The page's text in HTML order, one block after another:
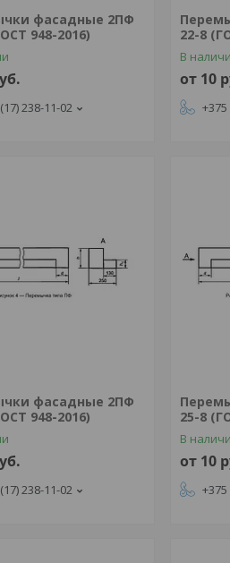
фасадные 2ПФ
948-2016)
238-11-02
22-8
В
от 10
+375
фасадные 2ПФ
948-2016)
238-11-02
25-8
В
от 10
+375